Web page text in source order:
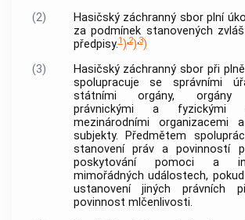
(2)
Hasičský záchranný sbor plní
za podmínek stanovených
předpisy.1),2),3)
(3)
Hasičský záchranný sbor při
spolupracuje se správními
státními orgány, orgány
právnickými a fyzickými
mezinárodními organizacemi
subjekty. Předmětem
stanovení práv a povinností
poskytování pomoci a
mimořádných událostech,
ustanovení jiných právních
povinnost mlčenlivosti.